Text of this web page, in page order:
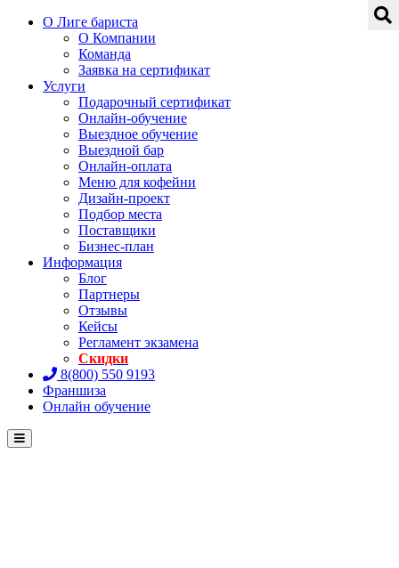
О Лиге бариста
О Компании
Команда
Заявка на сертификат
Услуги
Подарочный сертификат
Онлайн-обучение
Выездное обучение
Выездной бар
Онлайн-оплата
Меню для кофейни
Дизайн-проект
Подбор места
Поставщики
Бизнес-план
Информация
Блог
Партнеры
Отзывы
Кейсы
Регламент экзамена
Скидки
8(800) 550 9193
Франшиза
Онлайн обучение
Menu